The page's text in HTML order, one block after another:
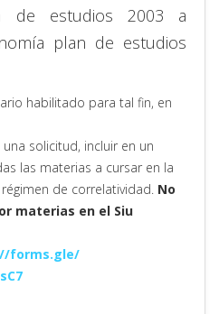
de estudios 2003 a
plan de estudios
habilitado para tal fin, en
solicitud, incluir en un
las materias a cursar en la
de correlatividad. No
materias en el Siu
forms.gle/